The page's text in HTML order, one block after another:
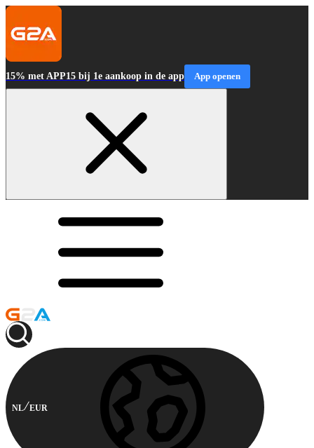
15% met APP15 bij 1e aankoop in de app App openen
NL EUR